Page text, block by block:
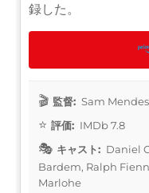
録した。
監督: Sam Mendes
評価: IMDb 7.8
キャスト: Daniel
Bardem, Ralph
Marlohe